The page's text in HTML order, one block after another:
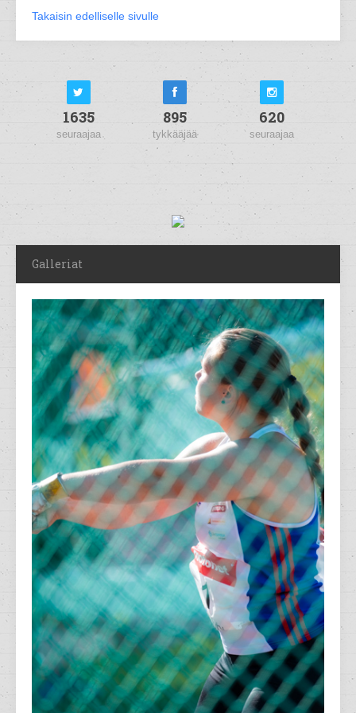
Takaisin edelliselle sivulle
1635
seuraajaa
895
tykkääjää
620
seuraajaa
Galleriat